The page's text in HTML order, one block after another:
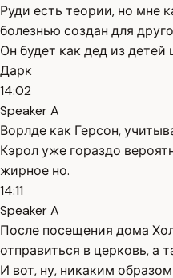
Руди есть теории, но мне
болезнью создан для
Он будет как дед из детей
Дарк
14:02
Speaker A
Ворлде как Герсон,
Кэрол уже гораздо
жирное но.
14:11
Speaker A
После посещения дома
отправиться в церковь, а
И вот, ну, никаким